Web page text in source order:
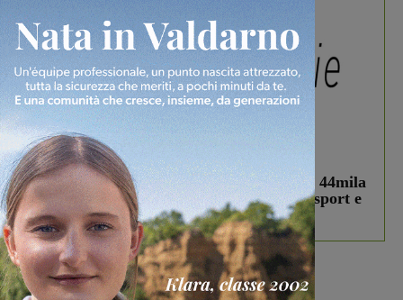
In vetrina 3 Agosto 2026
Estra Notizie agosto: Smart Cities, oltre 44mila
studenti coinvolti, torna il bando per lo sport e
debutta il podcast Estrair